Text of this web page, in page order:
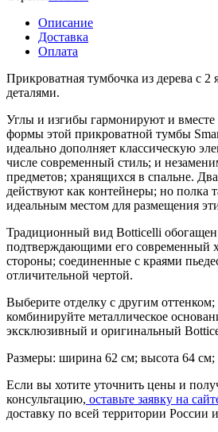
Описание
Доставка
Оплата
Прикроватная тумбочка из дерева с
деталями.
Углы и изгибы гармонируют и вместе
формы этой прикроватной тумбы
идеально дополняет классическую
числе современный стиль; и
предметов; хранящихся в спальне.
действуют как контейнеры; но полка
идеальным местом для размещения
Традиционный вид Botticelli обогащен
подтверждающими его современный
стороны; соединенные с краями
отличительной чертой.
Выберите отделку с другим оттенком;
комбинируйте металлическое
эксклюзивный и оригинальный
Размеры: ширина 62 см; высота 64 см;
Если вы хотите уточнить цены и
консультацию, оставьте заявку на
доставку по всей территории России